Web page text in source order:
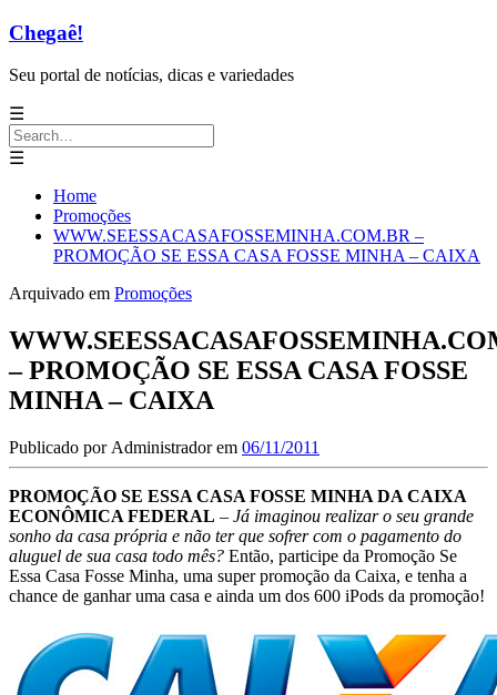
Chegaê!
Seu portal de notícias, dicas e variedades
☰
Search
for:
☰
Home
Promoções
WWW.SEESSACASAFOSSEMINHA.COM.BR –
PROMOÇÃO SE ESSA CASA FOSSE MINHA – CAIXA
Arquivado em Promoções
– PROMOÇÃO SE ESSA CASA FOSSE
MINHA – CAIXA
Publicado por Administradorem 06/11/2011
PROMOÇÃO SE ESSA CASA FOSSE MINHA DA CAIXA
ECONÔMICA FEDERAL – Já imaginou realizar o seu grande
sonho da casa própria e não ter que sofrer com o pagamento do
aluguel de sua casa todo mês? Então, participe da Promoção Se
Essa Casa Fosse Minha, uma super promoção da Caixa, e tenha a
chance de ganhar uma casa e ainda um dos 600 iPods da promoção!